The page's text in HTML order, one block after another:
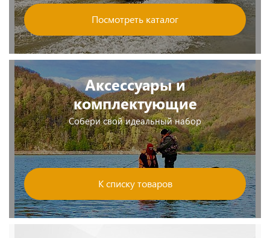
Посмотреть каталог
Аксессуары и
комплектующие
Собери свой идеальный набор
К списку товаров